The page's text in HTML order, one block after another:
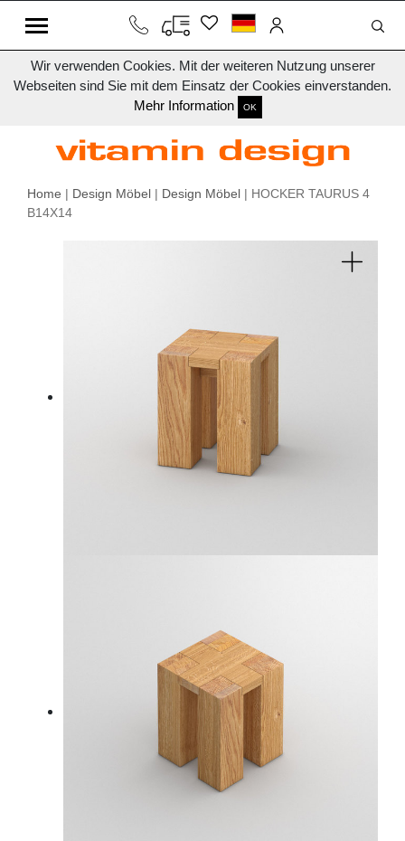
Wir verwenden Cookies. Mit der weiteren Nutzung unserer
Webseiten sind Sie mit dem Einsatz der Cookies einverstanden.
Mehr Information
OK
Home | Design Möbel | Design Möbel | HOCKER TAURUS 4
B14X14